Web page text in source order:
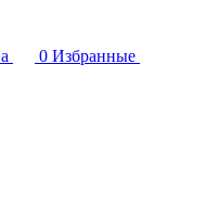
0 Избранные